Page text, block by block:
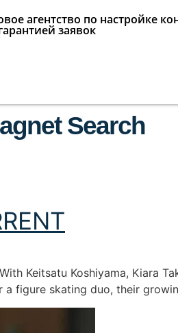
агентство по настройке
заявок
Search
Keitsatu Koshiyama, Kiara
figure skating duo, their